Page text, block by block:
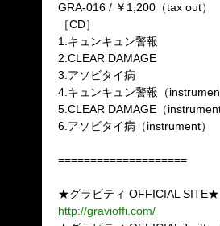
GRA-016 / ￥1,200（tax out）
［CD］
1.キュンキュン警報
2.CLEAR DAMAGE
3.アソビタイ病
4.キュンキュン警報（instrument
5.CLEAR DAMAGE（instrument
6.アソビタイ病（instrument）
====================
★グラビティ OFFICIAL SITE★
http://gravioffi.com/